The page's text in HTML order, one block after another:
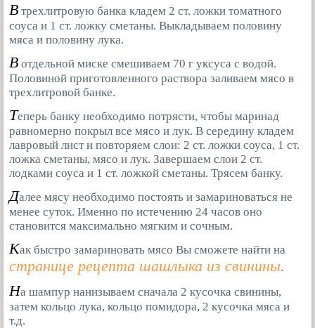
В трехлитровую банка кладем 2 ст. ложки томатного
соуса и 1 ст. ложку сметаны. Выкладываем половину
мяса и половину лука.
В отдельной миске смешиваем 70 г уксуса с водой.
Половиной приготовленного раствора заливаем мясо в
трехлитровой банке.
Теперь банку необходимо потрясти, чтобы маринад
равномерно покрыл все мясо и лук. В середину кладем
лавровый лист и повторяем слои: 2 ст. ложки соуса, 1 ст.
ложка сметаны, мясо и лук. Завершаем слои 2 ст.
лодками соуса и 1 ст. ложкой сметаны. Трясем банку.
Далее мясу необходимо постоять и замариноваться не
менее суток. Именно по истечению 24 часов оно
становится максимально мягким и сочным.
Как быстро замариновать мясо Вы сможете найти на
странице рецепта шашлыка из свинины.
На шампур нанизываем сначала 2 кусочка свинины,
затем кольцо лука, кольцо помидора, 2 кусочка мяса и
т.д.